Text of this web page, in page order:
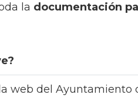
la documentación
web del Ayuntamiento